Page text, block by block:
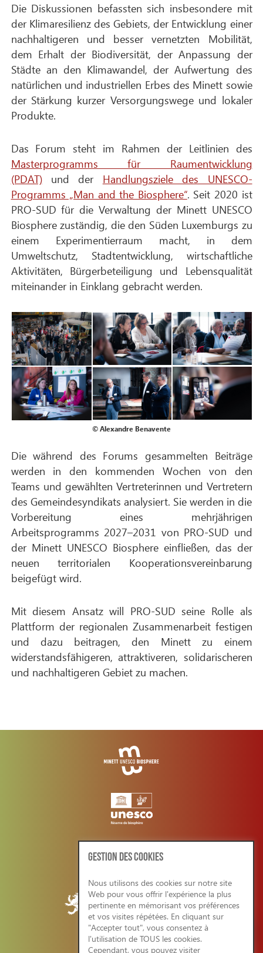
Die Diskussionen befassten sich insbesondere mit
der Klimaresilienz des Gebiets, der Entwicklung einer
nachhaltigeren und besser vernetzten Mobilität,
dem Erhalt der Biodiversität, der Anpassung der
Städte an den Klimawandel, der Aufwertung des
natürlichen und industriellen Erbes des Minett sowie
der Stärkung kurzer Versorgungswege und lokaler
Produkte.
Das Forum steht im Rahmen der Leitlinien des
Masterprogramms für Raumentwicklung
(PDAT)und der Handlungsziele des UNESCO-
Programms „Man and the Biosphere“. Seit 2020 ist
PRO-SUD für die Verwaltung der Minett UNESCO
Biosphere zuständig, die den Süden Luxemburgs zu
einem Experimentierraum macht, in dem
Umweltschutz, Stadtentwicklung, wirtschaftliche
Aktivitäten, Bürgerbeteiligung und Lebensqualität
miteinander in Einklang gebracht werden.
© Alexandre Benavente
Die während des Forums gesammelten Beiträge
werden in den kommenden Wochen von den
Teams und gewählten Vertreterinnen und Vertretern
des Gemeindesyndikats analysiert. Sie werden in die
Vorbereitung eines mehrjährigen
Arbeitsprogramms 2027–2031 von PRO-SUD und
der Minett UNESCO Biosphere einfließen, das der
neuen territorialen Kooperationsvereinbarung
beigefügt wird.
Mit diesem Ansatz will PRO-SUD seine Rolle als
Plattform der regionalen Zusammenarbeit festigen
und dazu beitragen, den Minett zu einem
widerstandsfähigeren, attraktiveren, solidarischeren
und nachhaltigeren Gebiet zu machen.
GESTION DES COOKIES
Nous utilisons des cookies sur notre site
Web pour vous offrir l'expérience la plus
pertinente en mémorisant vos préférences
et vos visites répétées. En cliquant sur
"Accepter tout", vous consentez à
l'utilisation de TOUS les cookies.
Cependant, vous pouvez visiter